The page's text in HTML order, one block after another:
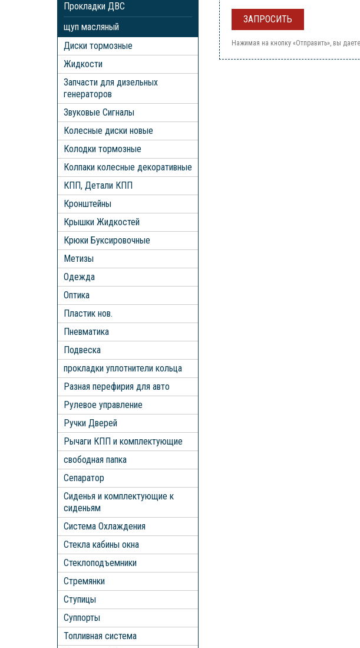
Прокладки ДВС
щуп масляный
Диски тормозные
Жидкости
Запчасти для дизельных
генераторов
Звуковые Сигналы
Колесные диски новые
Колодки тормозные
Колпаки колесные декоративные
КПП, Детали КПП
Кронштейны
Крышки Жидкостей
Крюки Буксировочные
Метизы
Одежда
Оптика
Пластик нов.
Пневматика
Подвеска
прокладки уплотнители кольца
Разная перефирия для авто
Рулевое управление
Ручки Дверей
Рычаги КПП и комплектующие
свободная папка
Сепаратор
Сиденья и комплектующие к
сиденьям
Система Охлаждения
Стекла кабины окна
Стеклоподъемники
Стремянки
Ступицы
Суппорты
Топливная система
Нажимая на кнопку «Отправить», вы даете